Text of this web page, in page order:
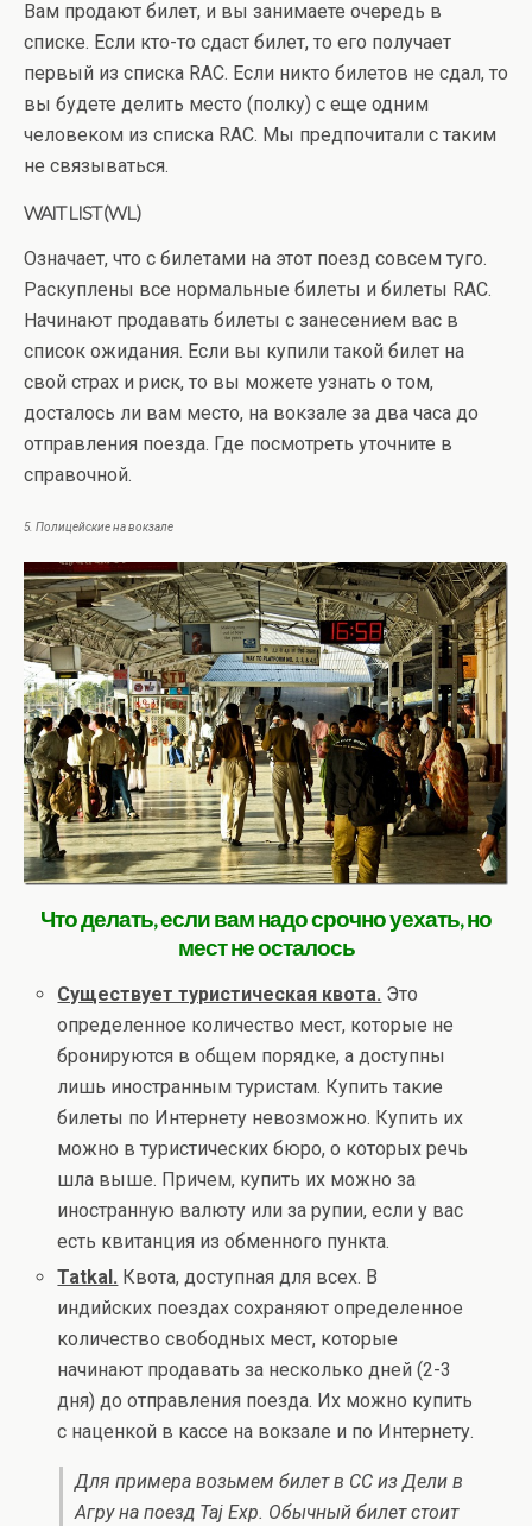
Вам продают билет, и вы занимаете очередь в
списке. Если кто-то сдаст билет, то его получает
первый из списка RAC. Если никто билетов не сдал, то
вы будете делить место (полку) с еще одним
человеком из списка RAC. Мы предпочитали с таким
не связываться.
WAIT LIST (WL)
Означает, что с билетами на этот поезд совсем туго.
Раскуплены все нормальные билеты и билеты RAC.
Начинают продавать билеты с занесением вас в
список ожидания. Если вы купили такой билет на
свой страх и риск, то вы можете узнать о том,
досталось ли вам место, на вокзале за два часа до
отправления поезда. Где посмотреть уточните в
справочной.
5. Полицейские на вокзале
Что делать, если вам надо срочно уехать, но
мест не осталось
Существует туристическая квота. Это
определенное количество мест, которые не
бронируются в общем порядке, а доступны
лишь иностранным туристам. Купить такие
билеты по Интернету невозможно. Купить их
можно в туристических бюро, о которых речь
шла выше. Причем, купить их можно за
иностранную валюту или за рупии, если у вас
есть квитанция из обменного пункта.
Tatkal. Квота, доступная для всех. В
индийских поездах сохраняют определенное
количество свободных мест, которые
начинают продавать за несколько дней (2-3
дня) до отправления поезда. Их можно купить
с наценкой в кассе на вокзале и по Интернету.
Для примера возьмем билет в CC из Дели в
Агру на поезд Taj Exp. Обычный билет стоит